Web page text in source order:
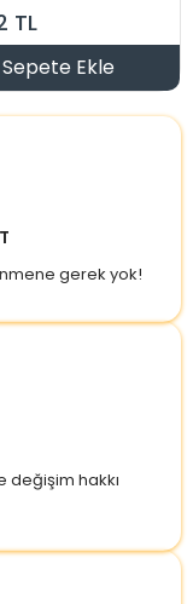
3131X
TL
Sepete Ekle
gerek yok!
değişim hakkı